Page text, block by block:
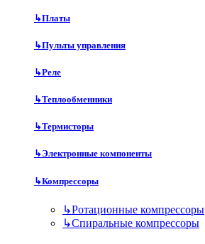
↳Платы
↳Пульты управления
↳Реле
↳Теплообменники
↳Термисторы
↳Электронные компоненты
↳Компрессоры
↳Ротационные компрессоры
↳Спиральные компрессоры